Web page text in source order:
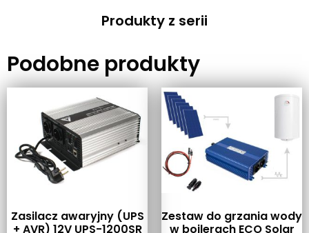
Produkty z serii
Podobne produkty
Zasilacz awaryjny (UPS
+ AVR) 12V UPS-1200SR
Zestaw do grzania wody
w bojlerach ECO Solar